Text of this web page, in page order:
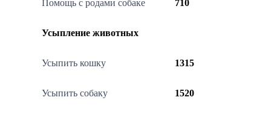
Помощь с родами собаке 710
Усыпление животных
Усыпить кошку 1315
Усыпить собаку 1520